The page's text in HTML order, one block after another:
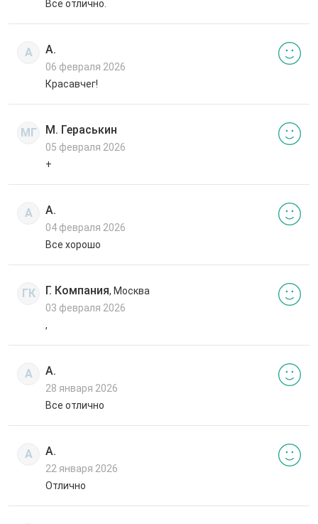
Все отлично.
А А.
06 февраля 2026
Красавчег!
МГ М. Гераськин
05 февраля 2026
+
А А.
04 февраля 2026
Все хорошо
ГК Г. Компания, Москва
03 февраля 2026
,
А А.
28 января 2026
Все отлично
А А.
22 января 2026
Отлично